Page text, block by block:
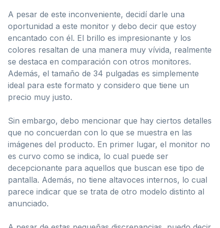
A pesar de este inconveniente, decidí darle una
oportunidad a este monitor y debo decir que estoy
encantado con él. El brillo es impresionante y los
colores resaltan de una manera muy vívida, realmente
se destaca en comparación con otros monitores.
Además, el tamaño de 34 pulgadas es simplemente
ideal para este formato y considero que tiene un
precio muy justo.
Sin embargo, debo mencionar que hay ciertos detalles
que no concuerdan con lo que se muestra en las
imágenes del producto. En primer lugar, el monitor no
es curvo como se indica, lo cual puede ser
decepcionante para aquellos que buscan ese tipo de
pantalla. Además, no tiene altavoces internos, lo cual
parece indicar que se trata de otro modelo distinto al
anunciado.